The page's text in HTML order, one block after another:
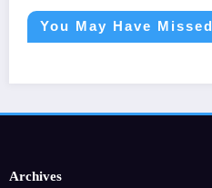
You May Have Missed
Archives